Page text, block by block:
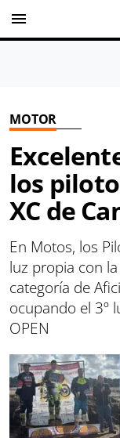
menu
MOTOR
los
XC de
En Motos, los
luz propia con
categoría de
ocupando el 3º
OPEN